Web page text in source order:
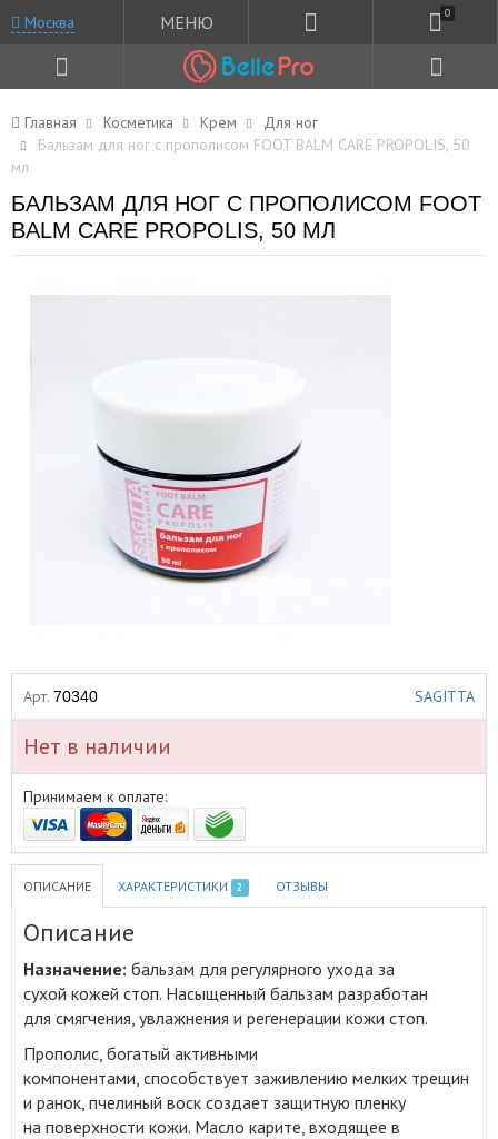
Москва МЕНЮ 0
Главная Косметика Крем
Для ног
Бальзам для ног с прополисом FOOT BALM CARE PROPOLIS, 50
мл
БАЛЬЗАМ ДЛЯ НОГ С ПРОПОЛИСОМ FOOT
BALM CARE PROPOLIS, 50 МЛ
Арт. 70340 SAGITTA
Нет в наличии
Принимаем к оплате:
ОПИСАНИЕ ХАРАКТЕРИСТИКИ 2 ОТЗЫВЫ
Описание
Назначение: бальзам для регулярного ухода за
сухой кожей стоп. Насыщенный бальзам разработан
для смягчения, увлажнения и регенерации кожи стоп.
Прополис, богатый активными
компонентами, способствует заживлению мелких трещин
и ранок, пчелиный воск создает защитную пленку
на поверхности кожи. Масло карите, входящее в